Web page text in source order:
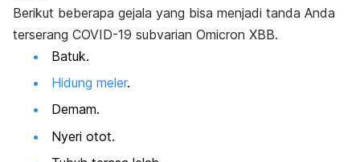
Berikut beberapa gejala yang bisa menjadi tanda Anda
terserang COVID-19 subvarian Omicron XBB.
Batuk.
Hidung meler.
Demam.
Nyeri otot.